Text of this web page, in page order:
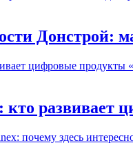
Донстрой:
развивает